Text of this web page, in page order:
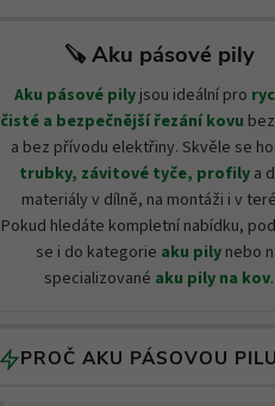
🪚 Aku pásové pily
Aku pásové pilyjsou ideální pro
čisté a bezpečnější řezání kovu
a bez přívodu elektřiny. Skvěle se
trubky, závitové tyče, profily a
materiály v dílně, na montáži i v
Pokud hledáte kompletní nabídku,
se i do kategorie aku pily nebo
specializované aku pily na kov.
PROČ AKU PÁSOVOU PILU